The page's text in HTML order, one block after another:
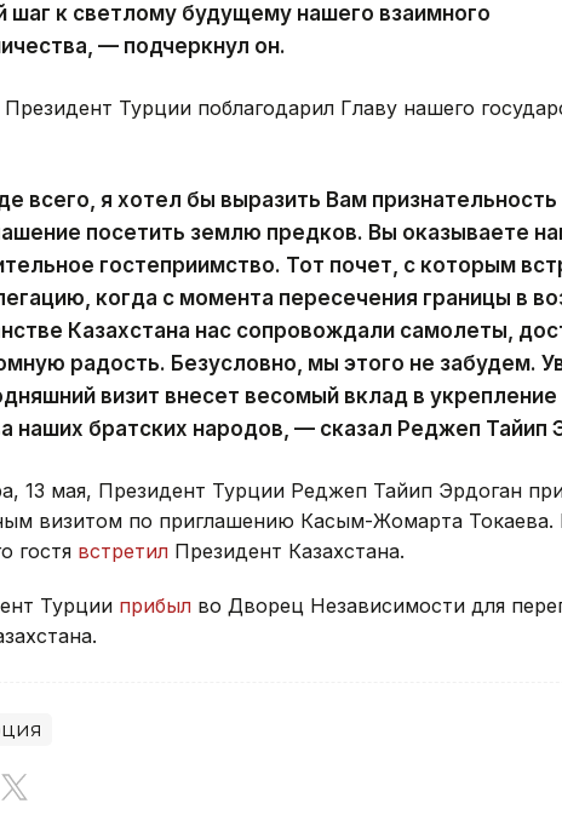
шаг к светлому будущему нашего взаимного
— подчеркнул он.
Турции поблагодарил Главу нашего
всего, я хотел бы выразить Вам признательность
посетить землю предков. Вы оказываете
гостеприимство. Тот почет, с которым
когда с момента пересечения границы в
Казахстана нас сопровождали самолеты,
радость. Безусловно, мы этого не забудем.
визит внесет весомый вклад в укрепление
наших братских народов, — сказал Реджеп Тайип
13 мая, Президент Турции Реджеп Тайип Эрдоган
визитом по приглашению Касым-Жомарта Токаева.
гостя встретил Президент Казахстана.
Турции прибыл во Дворец Независимости для